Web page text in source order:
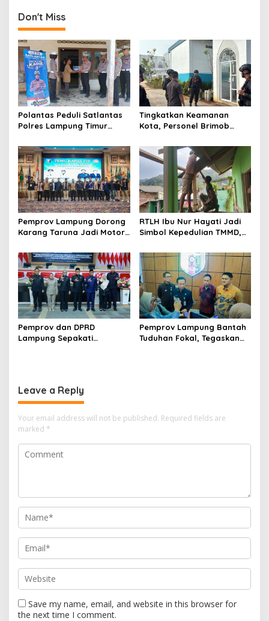
a
v
i
g
a
t
i
n
Don't Miss
Polantas Peduli Satlantas
Polres Lampung Timur
Tingkatkan Keamanan
Kota, Personel Brimob
Patroli Dialogis ke Sejumlah
Lokasi Strategis
Pemprov Lampung Dorong
Karang Taruna Jadi Motor
Pemberdayaan Desa
RTLH Ibu Nur Hayati Jadi
Simbol Kepedulian TMMD,
Bukit Pinang Jaya
Pemprov dan DPRD
Lampung Sepakati
Pemprov Lampung Bantah
Tuduhan Fokal, Tegaskan
Leave a Reply
Your email address will not be published. Required fields are
marked *
Save my name, email, and website in this browser for
the next time I comment.